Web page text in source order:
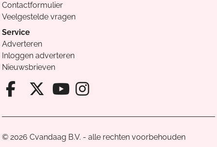
Contactformulier
Veelgestelde vragen
Service
Adverteren
Inloggen adverteren
Nieuwsbrieven
Facebook van Cvandaag
X van Cvandaag
Instagram van
© 2026 Cvandaag B.V. - alle rechten voorbehouden